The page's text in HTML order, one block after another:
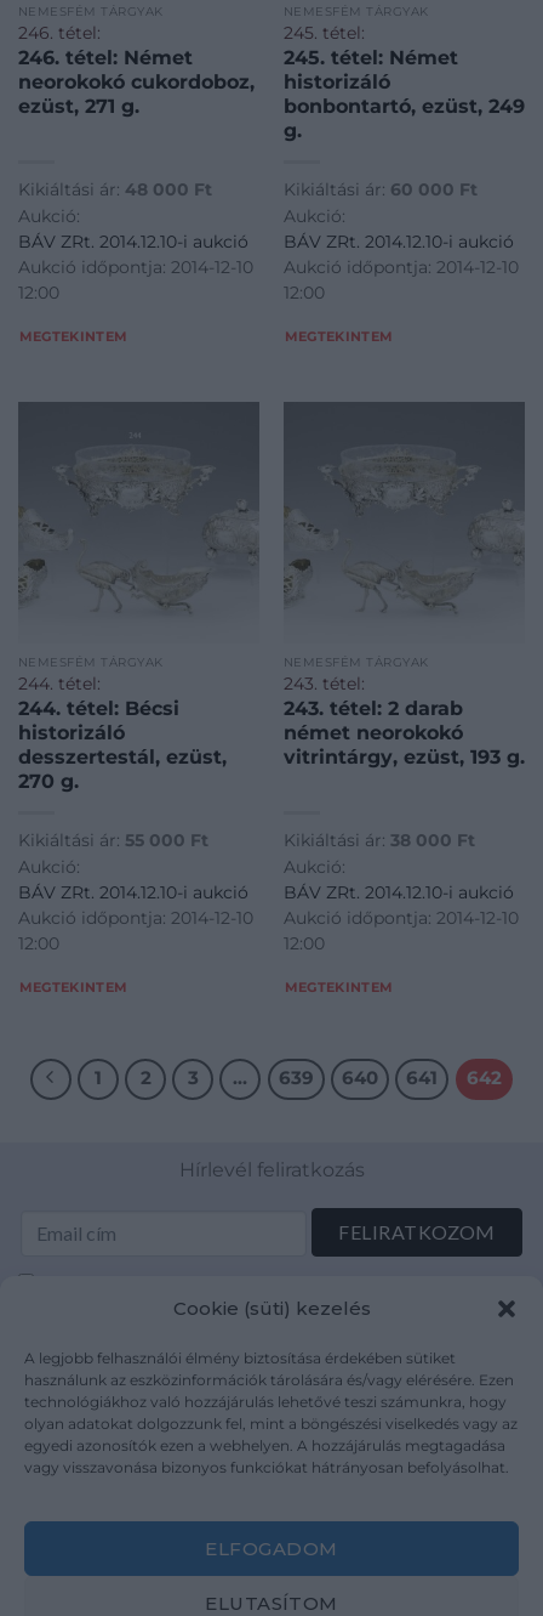
Cookie (süti) kezelés
A legjobb felhasználói élmény biztosítása érdekében sütiket
használunk az eszközinformációk tárolására és/vagy elérésére. Ezen
technológiákhoz való hozzájárulás lehetővé teszi számunkra, hogy
olyan adatokat dolgozzunk fel, mint a böngészési viselkedés vagy az
egyedi azonosítók ezen a webhelyen. A hozzájárulás megtagadása
vagy visszavonása bizonyos funkciókat hátrányosan befolyásolhat.
ELFOGADOM
ELUTASÍTOM
NEMESFÉM TÁRGYAK
246. tétel:
246. tétel: Német
neorokokó cukordoboz,
ezüst, 271 g.
Kikiáltási ár: 48 000 Ft
Aukció:
BÁV ZRt. 2014.12.10-i aukció
Aukció időpontja: 2014-12-10
12:00
MEGTEKINTEM
NEMESFÉM TÁRGYAK
245. tétel:
245. tétel: Német
historizáló
bonbontartó, ezüst, 249
g.
Kikiáltási ár: 60 000 Ft
Aukció:
BÁV ZRt. 2014.12.10-i aukció
Aukció időpontja: 2014-12-10
12:00
MEGTEKINTEM
NEMESFÉM TÁRGYAK
244. tétel:
244. tétel: Bécsi
historizáló
desszertestál, ezüst,
270 g.
Kikiáltási ár: 55 000 Ft
Aukció:
BÁV ZRt. 2014.12.10-i aukció
Aukció időpontja: 2014-12-10
12:00
MEGTEKINTEM
NEMESFÉM TÁRGYAK
243. tétel:
243. tétel: 2 darab
német neorokokó
vitrintárgy, ezüst, 193 g.
Kikiáltási ár: 38 000 Ft
Aukció:
BÁV ZRt. 2014.12.10-i aukció
Aukció időpontja: 2014-12-10
12:00
MEGTEKINTEM
1 2 3 … 639 640 641 642
Hírlevél feliratkozás
mutargy.com/adatkezelesi-tajekoztato/
Rólunk
Médiaajánlat
Karrier
Kapcsolat
Áraink
ÁSZF
Adatvédelem
Impresszum
Kövesse a műtárgy.com-ot